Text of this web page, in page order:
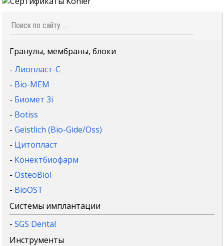
Гранулы, мембраны, блоки
-Лиопласт-С
- Bio-MEM
- Биомет 3i
- Botiss
-Geistlich (Bio-Gide/Oss)
- Цитопласт
- Конектбиофарм
-OsteoBiol
- BioOST
Системы имплантации
-SGS Dental
Инструменты